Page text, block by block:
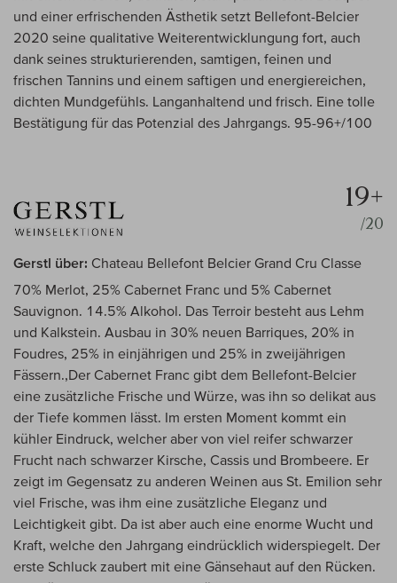
und einer erfrischenden Ästhetik setzt Bellefont-Belcier
2020 seine qualitative Weiterentwicklungung fort, auch
dank seines strukturierenden, samtigen, feinen und
frischen Tannins und einem saftigen und energiereichen,
dichten Mundgefühls. Langanhaltend und frisch. Eine tolle
Bestätigung für das Potenzial des Jahrgangs. 95-96+/100
19+
/20
Gerstl über: Chateau Bellefont Belcier Grand Cru Classe
70% Merlot, 25% Cabernet Franc und 5% Cabernet
Sauvignon. 14.5% Alkohol. Das Terroir besteht aus Lehm
und Kalkstein. Ausbau in 30% neuen Barriques, 20% in
Foudres, 25% in einjährigen und 25% in zweijährigen
Fässern.,Der Cabernet Franc gibt dem Bellefont-Belcier
eine zusätzliche Frische und Würze, was ihn so delikat aus
der Tiefe kommen lässt. Im ersten Moment kommt ein
kühler Eindruck, welcher aber von viel reifer schwarzer
Frucht nach schwarzer Kirsche, Cassis und Brombeere. Er
zeigt im Gegensatz zu anderen Weinen aus St. Emilion sehr
viel Frische, was ihm eine zusätzliche Eleganz und
Leichtigkeit gibt. Da ist aber auch eine enorme Wucht und
Kraft, welche den Jahrgang eindrücklich widerspiegelt. Der
erste Schluck zaubert mit eine Gänsehaut auf den Rücken.